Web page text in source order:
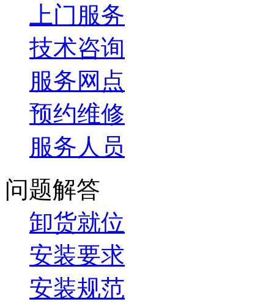
上门服务
技术咨询
服务网点
预约维修
服务人员
问题解答
卸货就位
安装要求
安装规范